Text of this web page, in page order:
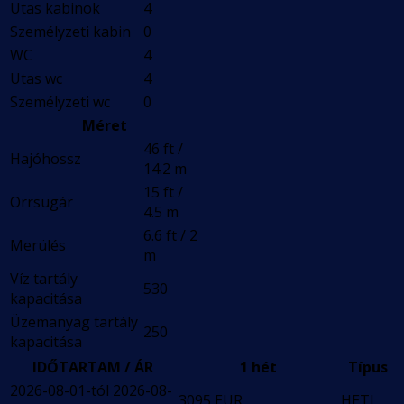
Utas kabinok
4
Személyzeti kabin
0
WC
4
Utas wc
4
Személyzeti wc
0
Méret
Hajóhossz
46 ft /
14.2 m
Orrsugár
15 ft /
4.5 m
Merülés
6.6 ft / 2
m
Víz tartály
kapacitása
530
Üzemanyag tartály
kapacitása
250
IDŐTARTAM / ÁR
1 hét
Típus
2026-08-01-tól 2026-08-